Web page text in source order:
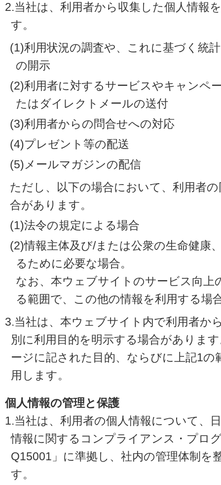
2.当社は、利用者から収集した個人情報
す。
(1)利用状況の調査や、これに基づく統
の開示
(2)利用者に対するサービスやキャンペ
たはダイレクトメールの送付
(3)利用者からの問合せへの対応
(4)プレゼント等の配送
(5)メールマガジンの配信
ただし、以下の場合において、利用者
合があります。
(1)法令の規定による場合
(2)情報主体及び/または公衆の生命健康
るために必要な場合。
なお、本ウェブサイトのサービス向上
る範囲で、この他の情報を利用する場
3.当社は、本ウェブサイト内で利用者か
別に利用目的を明示する場合がありま
ージに記された目的、ならびに上記1の
用します。
個人情報の管理と保護
1.当社は、利用者の個人情報について、
情報に関するコンプライアンス・プロ
Q15001」に準拠し、社内の管理体制を
す。